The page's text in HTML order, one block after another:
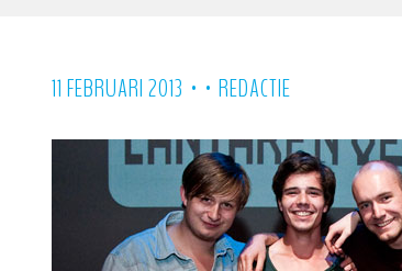
11 FEBRUARI 2013 • • REDACTIE